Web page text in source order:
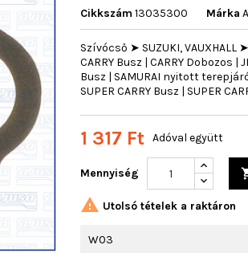
Cikkszám 13035300 Márka
Szívócső ➤ SUZUKI, VAUXHALL
CARRY Busz | CARRY Dobozos
Busz | SAMURAI nyitott
SUPER CARRY Busz | SUPER
1 317 Ft Adóval együtt
Mennyiség
 Utolsó tételek a raktáron
W03